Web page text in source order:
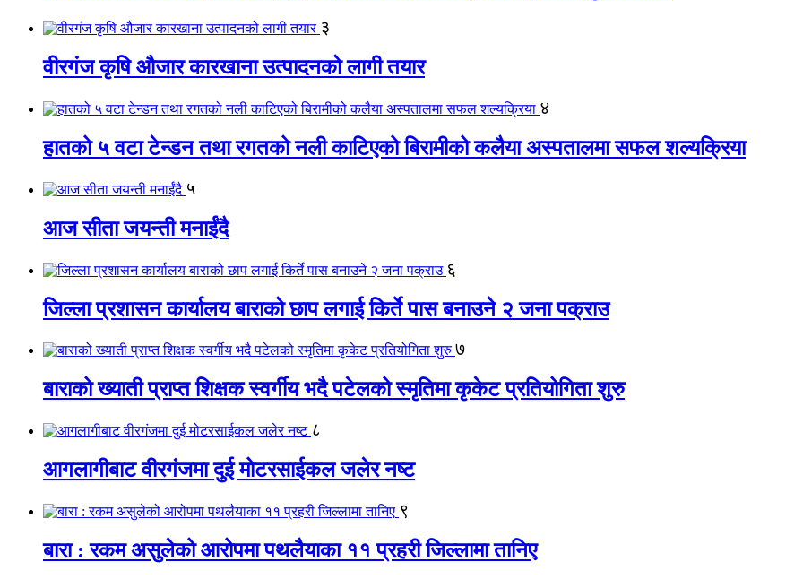
३
वीरगंज कृषि औजार कारखाना उत्पादनको लागी तयार
४
हातको ५ वटा टेन्डन तथा रगतको नली काटिएको बिरामीको कलैया अस्पतालमा सफल शल्यक्रिया
५
आज सीता जयन्ती मनाईंदै
६
जिल्ला प्रशासन कार्यालय बाराको छाप लगाई किर्ते पास बनाउने २ जना पक्राउ
७
बाराको ख्याती प्राप्त शिक्षक स्वर्गीय भदै पटेलको स्मृतिमा कृकेट प्रतियोगिता शुरु
८
आगलागीबाट वीरगंजमा दुई मोटरसाईकल जलेर नष्ट
९
बारा : रकम असुलेको आरोपमा पथलैयाका ११ प्रहरी जिल्लामा तानिए